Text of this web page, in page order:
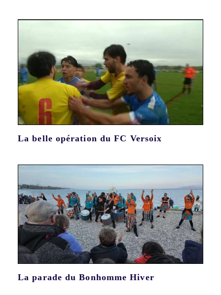
La belle opération du FC Versoix
La parade du Bonhomme Hiver